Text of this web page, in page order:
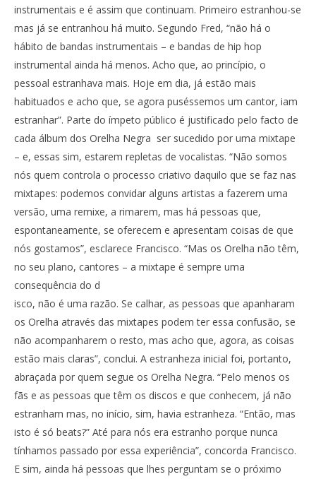
instrumentais e é assim que continuam. Primeiro estranhou-se
mas já se entranhou há muito. Segundo Fred, “não há o
hábito de bandas instrumentais – e bandas de hip hop
instrumental ainda há menos. Acho que, ao princípio, o
pessoal estranhava mais. Hoje em dia, já estão mais
habituados e acho que, se agora puséssemos um cantor, iam
estranhar”. Parte do ímpeto público é justificado pelo facto de
cada álbum dos Orelha Negra ser sucedido por uma mixtape
– e, essas sim, estarem repletas de vocalistas. “Não somos
nós quem controla o processo criativo daquilo que se faz nas
mixtapes: podemos convidar alguns artistas a fazerem uma
versão, uma remixe, a rimarem, mas há pessoas que,
espontaneamente, se oferecem e apresentam coisas de que
nós gostamos”, esclarece Francisco. “Mas os Orelha não têm,
no seu plano, cantores – a mixtape é sempre uma
consequência do d
isco, não é uma razão. Se calhar, as pessoas que apanharam
os Orelha através das mixtapes podem ter essa confusão, se
não acompanharem o resto, mas acho que, agora, as coisas
estão mais claras”, conclui. A estranheza inicial foi, portanto,
abraçada por quem segue os Orelha Negra. “Pelo menos os
fãs e as pessoas que têm os discos e que conhecem, já não
estranham mas, no início, sim, havia estranheza. “Então, mas
isto é só beats?” Até para nós era estranho porque nunca
tínhamos passado por essa experiência”, concorda Francisco.
E sim, ainda há pessoas que lhes perguntam se o próximo